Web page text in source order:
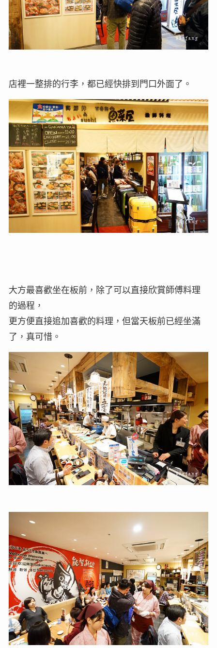
店裡一整排的行李，都已經快排到門口外面了。
大方最喜歡坐在板前，除了可以直接欣賞師傅料理
的過程，
更方便直接追加喜歡的料理，但當天板前已經坐滿
了，真可惜。